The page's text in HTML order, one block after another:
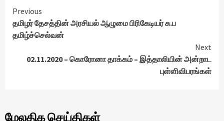
Continue
Reading
Previous
தமிழர் தேசத்தின் அரசியல் ஆழுமை பிரிகேடியர் சு.ப
தமிழ்ச்செல்வன்
Next
02.11.2020 – கொரோனா தாக்கம் – இத்தாலியின் அன்றாட
புள்ளிவிபரங்கள்
மேலதிக செய்திகள்